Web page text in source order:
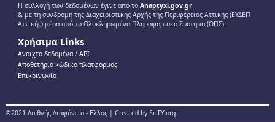
Η συλλογή των δεδομένων έγινε από το Anaptyxi.gov.gr
& με τη συνδρομή της Διαχειριστικής Αρχής της Περιφέρειας Αττικής (ΕΥΔΕΠ
Αττικής) μέσα από το Ολοκληρωμένο Πληροφοριακό Σύστημα (ΟΠΣ).
Χρήσιμα Links
Ανοιχτά δεδομένα / ΑPI
Αποθετήριο κώδικα πλατφορμας
Επικοινωνία
©2021 Διεθνής Διαφάνεια - Ελλάς | Created by SciFY.org